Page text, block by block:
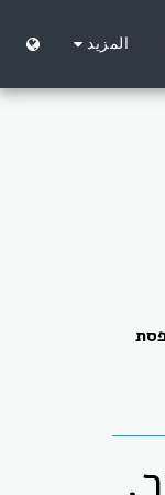
المزيد